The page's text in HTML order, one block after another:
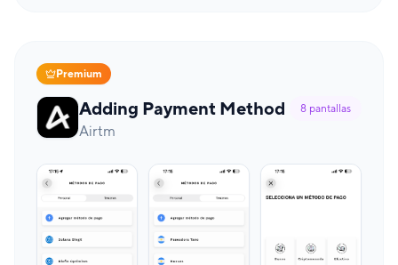
Premium
Adding Payment Method
Airtm
8 pantallas